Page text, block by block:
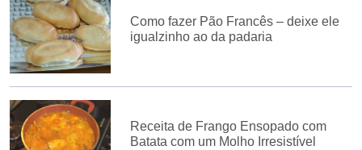
Como fazer Pão Francês – deixe ele
igualzinho ao da padaria
Receita de Frango Ensopado com
Batata com um Molho Irresistível